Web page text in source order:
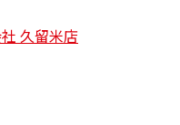
久留米店